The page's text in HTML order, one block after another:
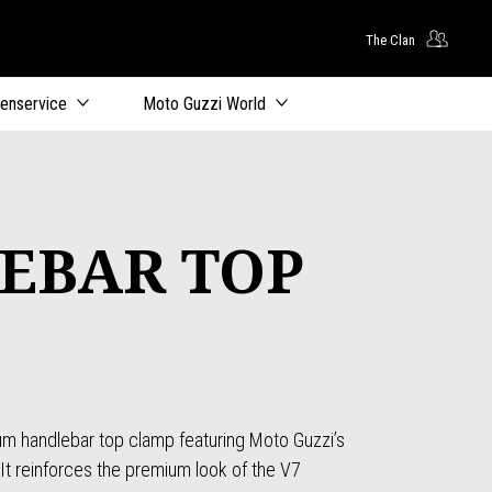
The Clan
Moto Guzzi World
TOP
handlebar top clamp featuring Moto Guzzi’s
reinforces the premium look of the V7